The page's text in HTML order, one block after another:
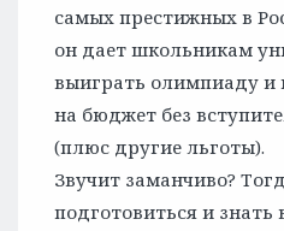
самых престижных в
он дает школьникам
выиграть олимпиаду и
на бюджет без
(плюс другие льготы).
Звучит заманчиво?
подготовиться и знать